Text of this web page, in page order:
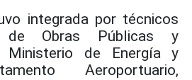
integrada por técnicos
de Obras Públicas y
Ministerio de Energía y
Aeroportuario,